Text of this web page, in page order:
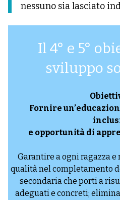
nessuno sia lasciato
Il 4° e 5°
sviluppo
Fornire
e opportunità di
Garantire a ogni ragazza
qualità nel completamento
secondaria che porti a
adeguati e concreti;